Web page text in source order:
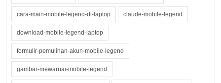
cara-main-mobile-legend-di-laptop claude-mobile-legend
download-mobile-legend-laptop
formulir-pemulihan-akun-mobile-legend
gambar-mewarnai-mobile-legend